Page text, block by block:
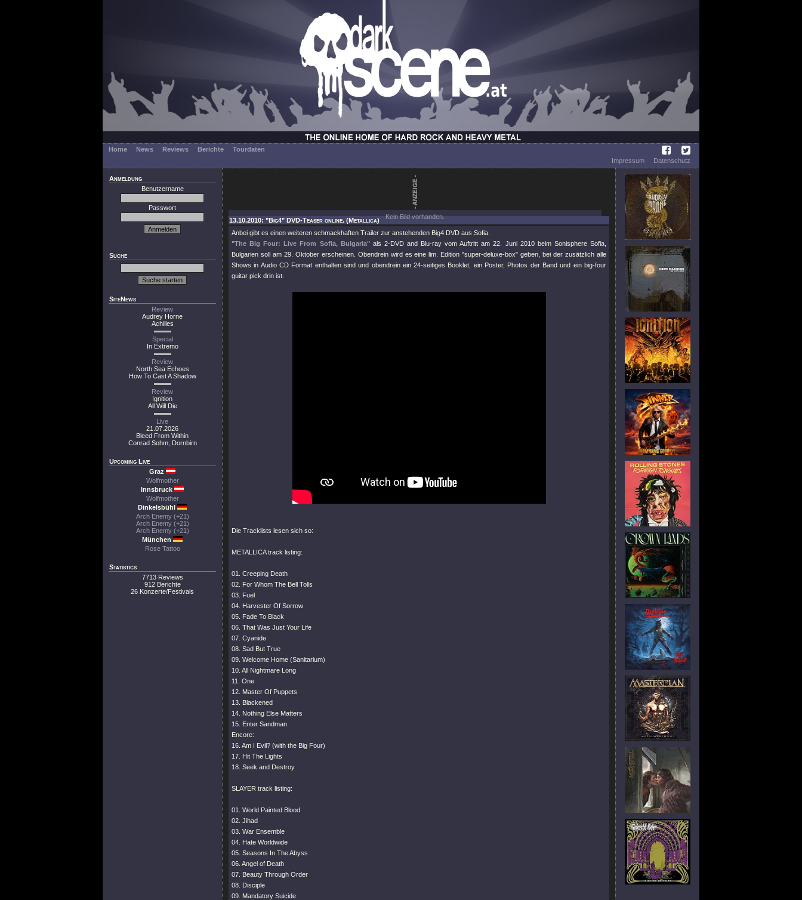
Home News Reviews Berichte
Tourdaten
Impressum
Datenschutz
Anmeldung
Benutzername
Passwort
Suche
SiteNews
Review
Audrey Horne
Achilles
Special
In Extremo
Review
North Sea Echoes
How To Cast A Shadow
Review
Ignition
All Will Die
Live
21.07.2026
Bleed From Within
Conrad Sohm, Dornbirn
Upcoming Live
Graz
Wolfmother
Innsbruck
Wolfmother
Dinkelsbühl
Arch Enemy (+21)
Arch Enemy (+21)
Arch Enemy (+21)
München
Rose Tattoo
Statistics
7713 Reviews
912 Berichte
26 Konzerte/Festivals
Kein Bild vorhanden.
13.10.2010: "Big4" DVD-Teaser online. (Metallica)
Anbei gibt es einen weiteren schmackhaften Trailer zur anstehenden Big4 DVD aus Sofia.
"The Big Four: Live From Sofia, Bulgaria"als 2-DVD and Blu-ray vom Auftritt am 22. Juni 2010 beim Sonisphere Sofia,
Bulgarien soll am 29. Oktober erscheinen. Obendrein wird es eine lim. Edition "super-deluxe-box" geben, bei der zusätzlich alle
Shows in Audio CD Format enthalten sind und obendrein ein 24-seitiges Booklet, ein Poster, Photos der Band und ein big-four
guitar pick drin ist.
Die Tracklists lesen sich so:
METALLICA track listing:
01. Creeping Death
02. For Whom The Bell Tolls
03. Fuel
04. Harvester Of Sorrow
05. Fade To Black
06. That Was Just Your Life
07. Cyanide
08. Sad But True
09. Welcome Home (Sanitarium)
10. All Nightmare Long
11. One
12. Master Of Puppets
13. Blackened
14. Nothing Else Matters
15. Enter Sandman
Encore:
16. Am I Evil? (with the Big Four)
17. Hit The Lights
18. Seek and Destroy
SLAYER track listing:
01. World Painted Blood
02. Jihad
03. War Ensemble
04. Hate Worldwide
05. Seasons In The Abyss
06. Angel of Death
07. Beauty Through Order
08. Disciple
09. Mandatory Suicide